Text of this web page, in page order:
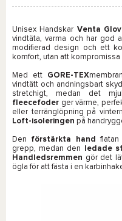
Unisex Handskar Venta
vindtäta, varma och har god
modifierad design och ett
komfort, utan att
Med ett GORE-TEX
vindtätt och andningsbart
stretchigt, medan det
fleecefoder ger värme,
eller terränglöpning på
Loft-isoleringen på
Den förstärkta hand
grepp, medan den
ledade
Handledsremmen gör det
ögla för att fästa i en